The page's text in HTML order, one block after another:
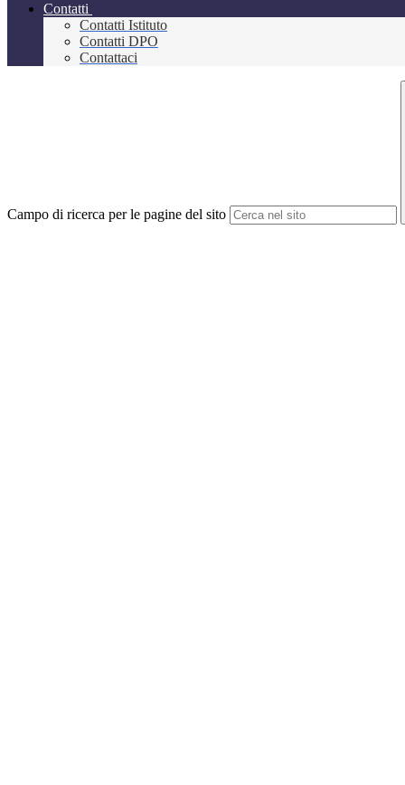
Contatti
Contatti Istituto
Contatti DPO
Contattaci
Campo di ricerca per le pagine del sito